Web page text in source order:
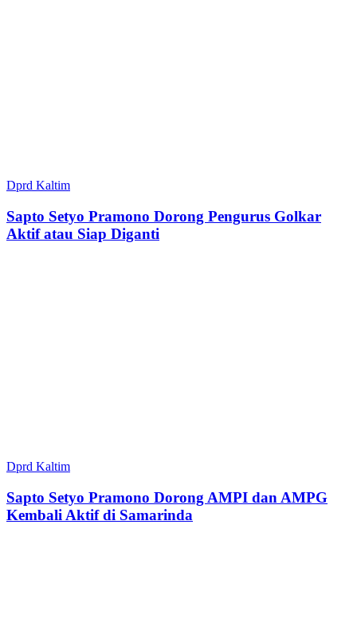
Dprd Kaltim
Sapto Setyo Pramono Dorong Pengurus Golkar
Aktif atau Siap Diganti
Dprd Kaltim
Sapto Setyo Pramono Dorong AMPI dan AMPG
Kembali Aktif di Samarinda